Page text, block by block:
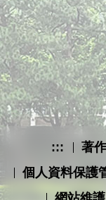
::: 著
個人資料保護